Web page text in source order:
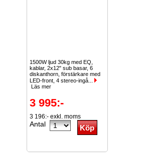
1500W ljud 30kg med EQ,
kablar, 2x12" sub basar, 6
diskanthorn, förstärkare med
LED-front, 4 stereo-ingå...
Läs mer
3 995:-
3 196:- exkl. moms
Antal